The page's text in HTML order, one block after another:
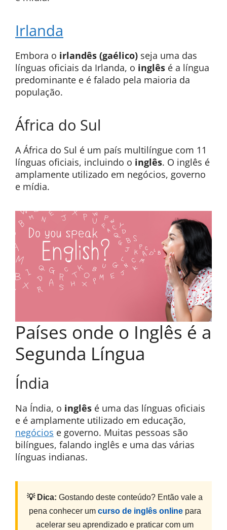
Irlanda
Embora o irlandês (gaélico) seja uma das
línguas oficiais da Irlanda, o inglês é a língua
predominante e é falado pela maioria da
população.
África do Sul
A África do Sul é um país multilíngue com 11
línguas oficiais, incluindo o inglês. O inglês é
amplamente utilizado em negócios, governo
e mídia.
Países onde o Inglês é a
Segunda Língua
Índia
Na Índia, o inglês é uma das línguas oficiais
e é amplamente utilizado em educação,
negócios e governo. Muitas pessoas são
bilíngues, falando inglês e uma das várias
línguas indianas.
💡 Dica: Gostando deste conteúdo? Então vale a
pena conhecer um curso de inglês onlinepara
acelerar seu aprendizado e praticar com um